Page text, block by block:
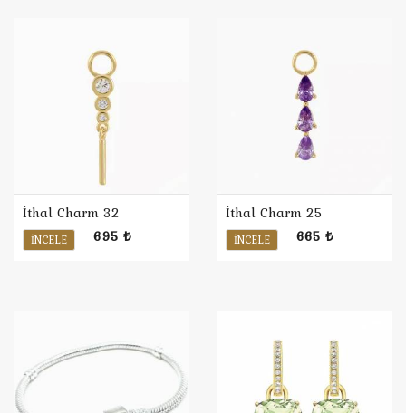
İthal Charm 32
İNCELE 695 ₺
İthal Charm 25
İNCELE 665 ₺